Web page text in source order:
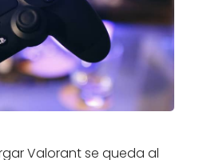
Valorant se queda al